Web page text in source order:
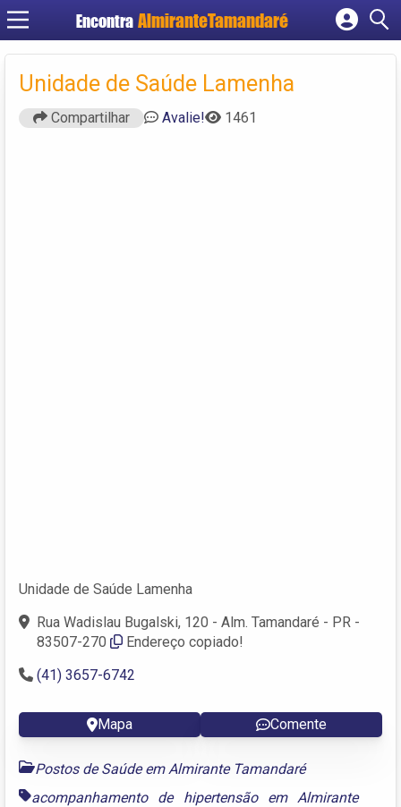
Encontra
Cadastrar empresa
Criar conta
Unidade de Saúde Lamenha
Compartilhar Avalie! 1461
Unidade de Saúde Lamenha
Rua Wadislau Bugalski, 120 - Alm. Tamandaré - PR -
83507-270
Endereço copiado!
(41) 3657-6742
Mapa Comente
Postos de Saúde em Almirante Tamandaré
acompanhamento de hipertensão em Almirante